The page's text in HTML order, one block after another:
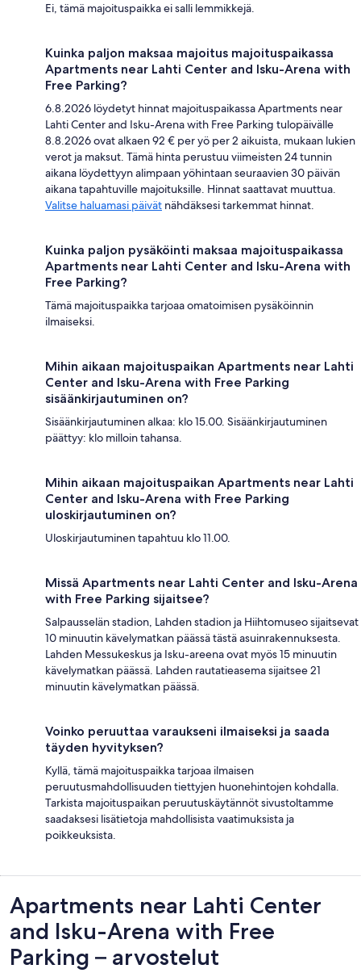
Ei, tämä majoituspaikka ei salli lemmikkejä.
Kuinka paljon maksaa majoitus majoituspaikassa
Apartments near Lahti Center and Isku-Arena with
Free Parking?
6.8.2026 löydetyt hinnat majoituspaikassa Apartments near
Lahti Center and Isku-Arena with Free Parking tulopäivälle
8.8.2026 ovat alkaen 92 € per yö per 2 aikuista, mukaan lukien
verot ja maksut. Tämä hinta perustuu viimeisten 24 tunnin
aikana löydettyyn alimpaan yöhintaan seuraavien 30 päivän
aikana tapahtuville majoituksille. Hinnat saattavat muuttua.
Valitse haluamasi päivät nähdäksesi tarkemmat hinnat.
Kuinka paljon pysäköinti maksaa majoituspaikassa
Apartments near Lahti Center and Isku-Arena with
Free Parking?
Tämä majoituspaikka tarjoaa omatoimisen pysäköinnin
ilmaiseksi.
Mihin aikaan majoituspaikan Apartments near Lahti
Center and Isku-Arena with Free Parking
sisäänkirjautuminen on?
Sisäänkirjautuminen alkaa: klo 15.00. Sisäänkirjautuminen
päättyy: klo milloin tahansa.
Mihin aikaan majoituspaikan Apartments near Lahti
Center and Isku-Arena with Free Parking
uloskirjautuminen on?
Uloskirjautuminen tapahtuu klo 11.00.
Missä Apartments near Lahti Center and Isku-Arena
with Free Parking sijaitsee?
Salpausselän stadion, Lahden stadion ja Hiihtomuseo sijaitsevat
10 minuutin kävelymatkan päässä tästä asuinrakennuksesta.
Lahden Messukeskus ja Isku-areena ovat myös 15 minuutin
kävelymatkan päässä. Lahden rautatieasema sijaitsee 21
minuutin kävelymatkan päässä.
Voinko peruuttaa varaukseni ilmaiseksi ja saada
täyden hyvityksen?
Kyllä, tämä majoituspaikka tarjoaa ilmaisen
peruutusmahdollisuuden tiettyjen huonehintojen kohdalla.
Tarkista majoituspaikan peruutuskäytännöt sivustoltamme
saadaksesi lisätietoja mahdollisista vaatimuksista ja
poikkeuksista.
Arvostelut
Apartments near Lahti Center
and Isku-Arena with Free
Parking – arvostelut